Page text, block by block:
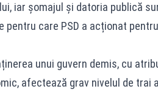
iar șomajul și datoria publică
pentru care PSD a acționat
unui guvern demis, cu
afectează grav nivelul de